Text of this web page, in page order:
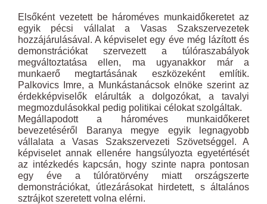
Elsőként vezetett be hároméves munkaidőkeretet az
egyik pécsi vállalat a Vasas Szakszervezetek
hozzájárulásával. A képviselet egy éve még lázított és
demonstrációkat szervezett a túlóraszabályok
megváltoztatása ellen, ma ugyanakkor már a
munkaerő megtartásának eszközeként említik.
Palkovics Imre, a Munkástanácsok elnöke szerint az
érdekképviselők elárulták a dolgozókat, a tavalyi
megmozdulásokkal pedig politikai célokat szolgáltak.
Megállapodott a hároméves munkaidőkeret
bevezetéséről Baranya megye egyik legnagyobb
vállalata a Vasas Szakszervezeti Szövetséggel. A
képviselet annak ellenére hangsúlyozta egyetértését
az intézkedés kapcsán, hogy szinte napra pontosan
egy éve a túlóratörvény miatt országszerte
demonstrációkat, útlezárásokat hirdetett, s általános
sztrájkot szeretett volna elérni.